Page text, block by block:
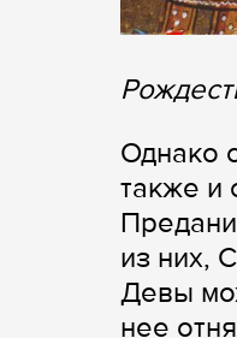
Однако
также и
из них,
Девы
нее